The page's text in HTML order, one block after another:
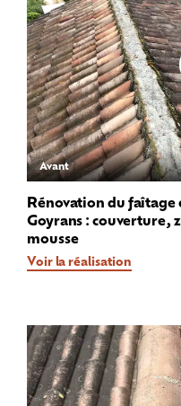
Avant
Rénovation du faîtage
Goyrans : couverture,
mousse
Voir la réalisation